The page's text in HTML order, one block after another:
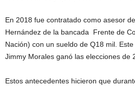
En 2018 fue contratado como asesor
Hernández de la bancada Frente de
Nación) con un sueldo de Q18 mil.
Jimmy Morales ganó las elecciones de
Estos antecedentes hicieron que